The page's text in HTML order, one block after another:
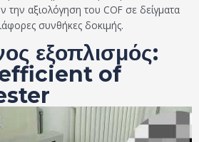
την αξιολόγηση του COF σε δείγματα
συνθήκες δοκιμής.
εξοπλισμός:
of